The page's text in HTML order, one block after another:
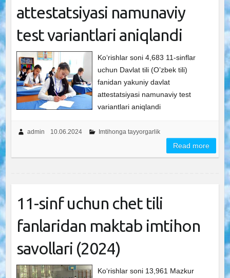
attestatsiyasi namunaviy
test variantlari aniqlandi
Ko‘rishlar soni 4,683 11-sinflar
uchun Davlat tili (O’zbek tili)
fanidan yakuniy davlat
attestatsiyasi namunaviy test
variantlari aniqlandi
admin 10.06.2024 Imtihonga tayyorgarlik
Read more
11-sinf uchun chet tili
fanlaridan maktab imtihon
savollari (2024)
Ko‘rishlar soni 13,961 Mazkur